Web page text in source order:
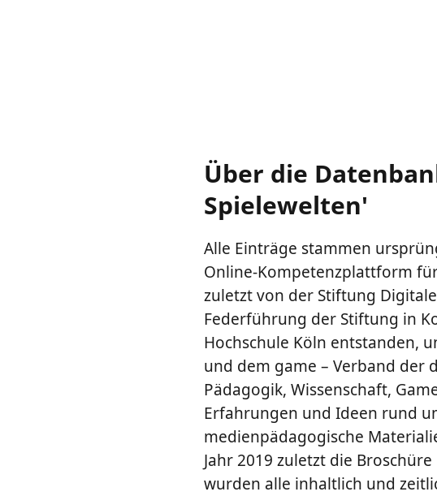
Über die
Spielewelten'
Alle Einträge stammen
Online-Kompetenzplattform
zuletzt von der Stiftung
Federführung der Stiftung in
Hochschule Köln entstanden,
und dem game – Verband der
Pädagogik, Wissenschaft,
Erfahrungen und Ideen rund
medienpädagogische
Jahr 2019 zuletzt die Broschüre
wurden alle inhaltlich und